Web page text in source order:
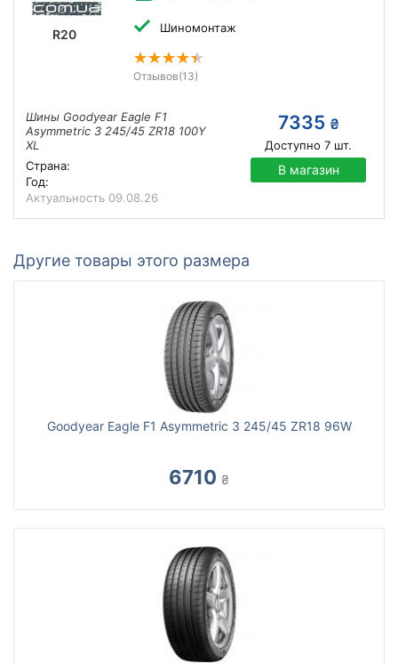
R20 Шиномонтаж
Отзывов(13)
Шины Goodyear Eagle F1
Asymmetric 3 245/45 ZR18 100Y
XL
Страна:
Год:
Актуальность 09.08.26
7335 ₴
Доступно 7 шт.
В магазин
Другие товары этого размера
Goodyear Eagle F1 Asymmetric 3 245/45 ZR18 96W
6710 ₴